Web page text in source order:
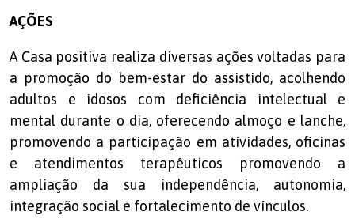
AÇÕES
A Casa positiva realiza diversas ações voltadas para
a promoção do bem-estar do assistido, acolhendo
adultos e idosos com deficiência intelectual e
mental durante o dia, oferecendo almoço e lanche,
promovendo a participação em atividades, oficinas
e atendimentos terapêuticos promovendo a
ampliação da sua independência, autonomia,
integração social e fortalecimento de vínculos.